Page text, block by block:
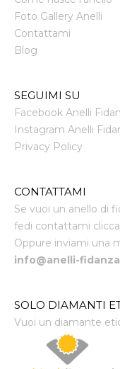
Foto Gallery Anelli
Contattami
Blog
SEGUIMI SU
Facebook Anelli
Instagram Anelli
Privacy Policy
CONTATTAMI
Se vuoi un anello di
fedi contattami
Oppure inviami una
info@anelli-
SOLO DIAMANTI
Vuoi un diamante